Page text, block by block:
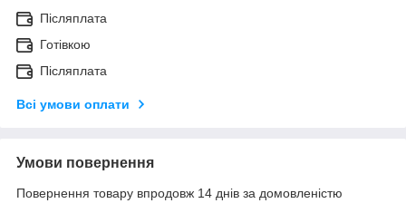
Післяплата
Готівкою
Післяплата
Всі умови оплати
Умови повернення
Повернення товару впродовж 14 днів за домовленістю